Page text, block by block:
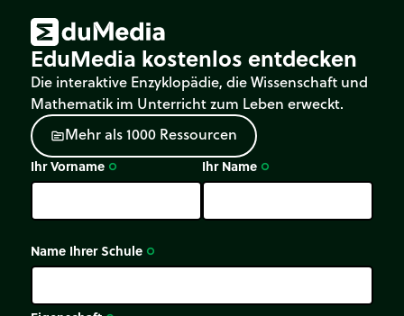
EduMedia kostenlos entdecken
Die interaktive Enzyklopädie, die Wissenschaft und
Mathematik im Unterricht zum Leben erweckt.
sourceMehrals1000 Ressourcen
Ihr Vorname trip_origin Ihr Name trip_origin
Name Ihrer Schule trip_origin